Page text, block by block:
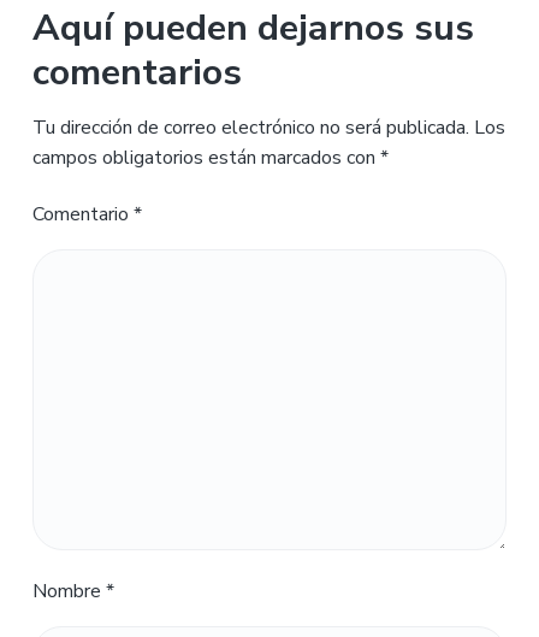
Aquí pueden dejarnos sus
comentarios
Tu dirección de correo electrónico no será publicada. Los
campos obligatorios están marcados con *
Comentario *
Nombre *